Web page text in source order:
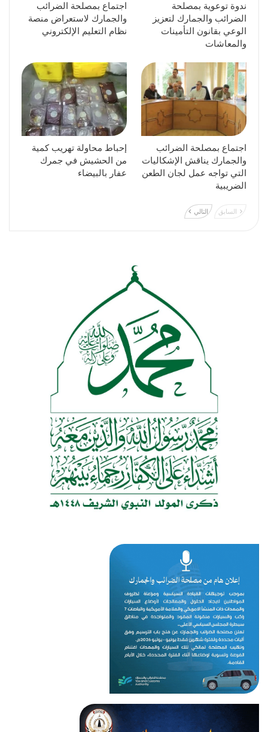
ندوة توعوية بمصلحة
الضرائب والجمارك لتعزيز
الوعي بقانون التأمينات
والمعاشات
اجتماع بمصلحة الضرائب
والجمارك لاستعراض منصة
نظام التعليم الإلكتروني
اجتماع بمصلحة الضرائب
والجمارك يناقش الإشكاليات
التي تواجه عمل لجان الطعن
الضريبية
إحباط محاولة تهريب كمية
من الحشيش في جمرك
عفار بالبيضاء
السابق التالي